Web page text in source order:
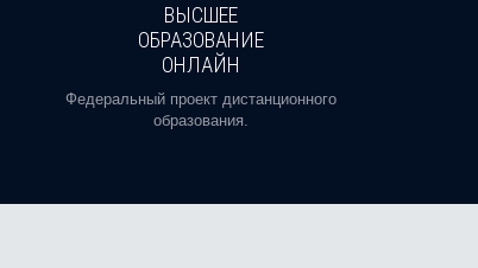
ВЫСШЕЕ
ОБРАЗОВАНИЕ
ОНЛАЙН
Федеральный проект дистанционного
образования.